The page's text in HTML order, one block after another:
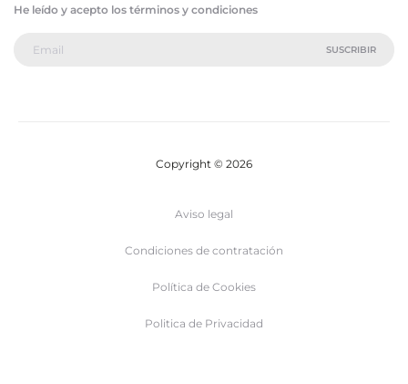
He leído y acepto los términos y condiciones
Copyright © 2026
Aviso legal
Condiciones de contratación
Política de Cookies
Politica de Privacidad